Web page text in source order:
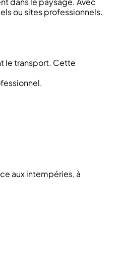
ou sites professionnels.
le transport. Cette
aux intempéries, à